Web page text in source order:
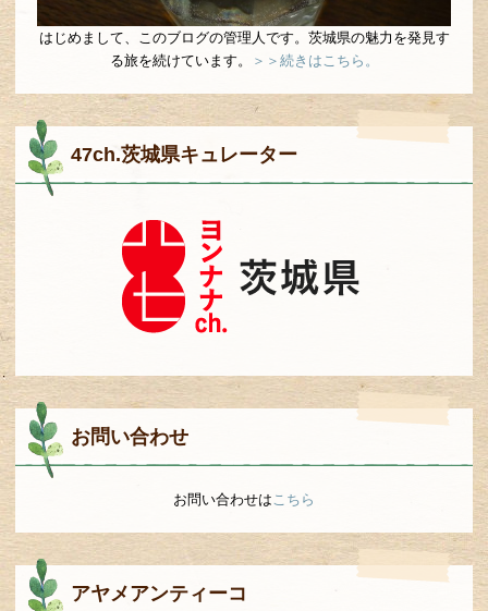
はじめまして、このブログの管理人です。茨城県の魅力を発見す
る旅を続けています。
＞＞続きはこちら。
47ch.茨城県キュレーター
お問い合わせ
お問い合わせは こちら
アヤメアンティーコ